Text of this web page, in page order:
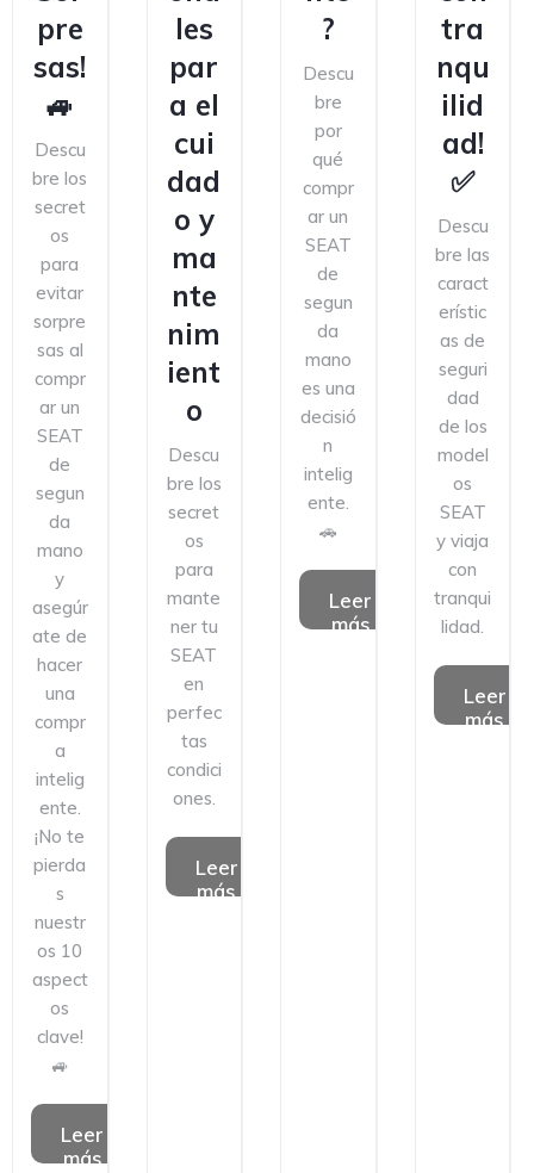
pre
sas!
🚙
Descu
bre los
secret
os
para
evitar
sorpre
sas al
compr
ar un
SEAT
de
segun
da
mano
y
asegúr
ate de
hacer
una
compr
a
intelig
ente.
¡No te
pierda
s
nuestr
os 10
aspect
os
clave!
🚙
Leer
más
les
par
a el
cui
dad
o y
ma
nte
nim
ient
o
Descu
bre los
secret
os
para
mante
ner tu
SEAT
en
perfec
tas
condici
ones.
Leer
más
?
Descu
bre
por
qué
compr
ar un
SEAT
de
segun
da
mano
es una
decisió
n
intelig
ente.
🚗
Leer
más
tra
nqu
ilid
ad!
✅
Descu
bre las
caract
erístic
as de
seguri
dad
de los
model
os
SEAT
y viaja
con
tranqui
lidad.
Leer
más